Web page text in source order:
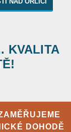
KVALITA
DOHODĚ